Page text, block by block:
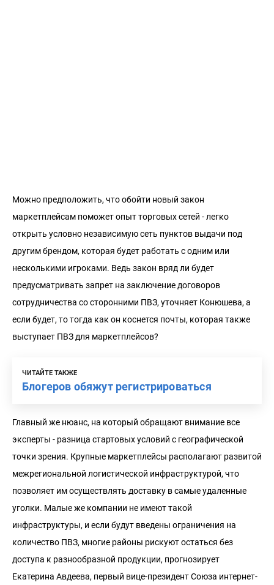
Можно предположить, что обойти новый закон
маркетплейсам поможет опыт торговых сетей - легко
открыть условно независимую сеть пунктов выдачи под
другим брендом, которая будет работать с одним или
несколькими игроками. Ведь закон вряд ли будет
предусматривать запрет на заключение договоров
сотрудничества со сторонними ПВЗ, уточняет Конюшева, а
если будет, то тогда как он коснется почты, которая также
выступает ПВЗ для маркетплейсов?
ЧИТАЙТЕ ТАКЖЕ
Блогеров обяжут регистрироваться
Главный же нюанс, на который обращают внимание все
эксперты - разница стартовых условий с географической
точки зрения. Крупные маркетплейсы располагают развитой
межрегиональной логистической инфраструктурой, что
позволяет им осуществлять доставку в самые удаленные
уголки. Малые же компании не имеют такой
инфраструктуры, и если будут введены ограничения на
количество ПВЗ, многие районы рискуют остаться без
доступа к разнообразной продукции, прогнозирует
Екатерина Авдеева, первый вице-президент Союза интернет-